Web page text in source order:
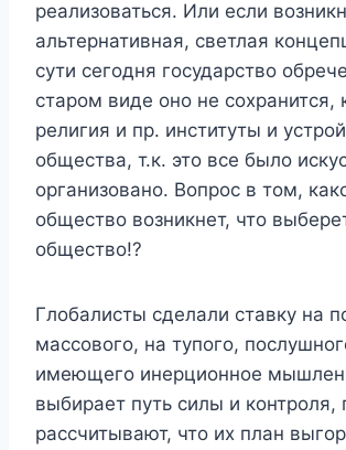
реализоваться. Или если
альтернативная, светлая
сути сегодня государство
старом виде оно не сохранится,
религия и пр. институты и
общества, т.к. это все было
организовано. Вопрос в том,
общество возникнет, что
общество!?
Глобалисты сделали ставку на
массового, на тупого,
имеющего инерционное
выбирает путь силы и контроля,
рассчитывают, что их план